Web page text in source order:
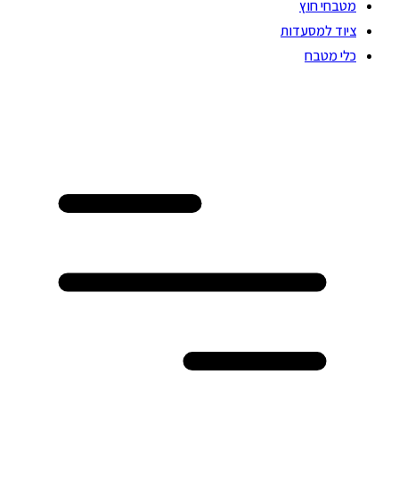
מטבחי חוץ
ציוד למסעדות
כלי מטבח